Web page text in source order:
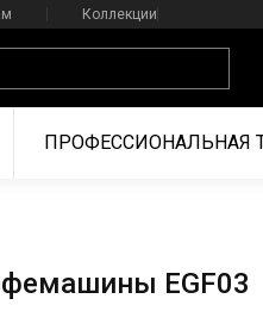
Коллекции
ПРОФЕССИОНАЛЬНАЯ
EGF03